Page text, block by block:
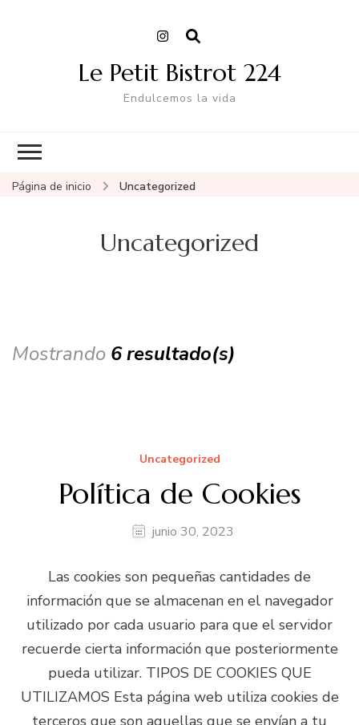
Le Petit Bistrot 224
Endulcemos la vida
Página de inicio Uncategorized
Uncategorized
Mostrando 6 resultado(s)
Uncategorized
Política de Cookies
junio 30, 2023
Las cookies son pequeñas cantidades de
información que se almacenan en el navegador
utilizado por cada usuario para que el servidor
recuerde cierta información que posteriormente
pueda utilizar. TIPOS DE COOKIES QUE
UTILIZAMOS Esta página web utiliza cookies de
terceros que son aquellas que se envían a tu